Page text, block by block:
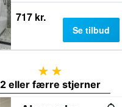
717 kr.
Se tilbud
2 stjerner
2 eller færre stjerner